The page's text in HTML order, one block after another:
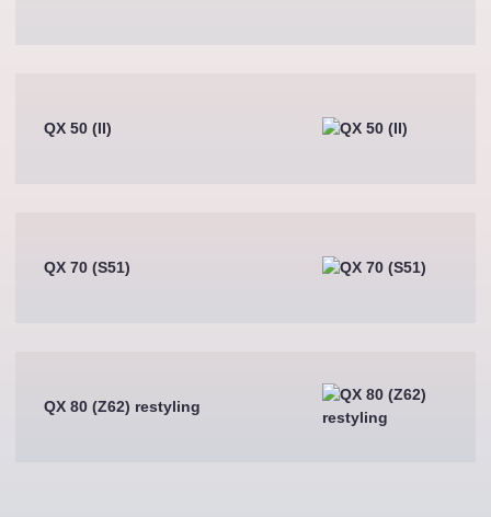
QX 50 (II)
QX 70 (S51)
QX 80 (Z62) restyling